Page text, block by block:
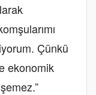
Çünkü
ekonomik